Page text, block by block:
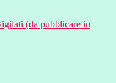
(da pubblicare in